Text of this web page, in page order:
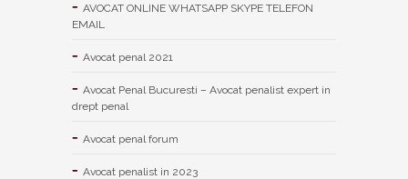
AVOCAT ONLINE WHATSAPP SKYPE TELEFON
EMAIL
Avocat penal 2021
Avocat Penal Bucuresti – Avocat penalist expert in
drept penal
Avocat penal forum
Avocat penalist in 2023